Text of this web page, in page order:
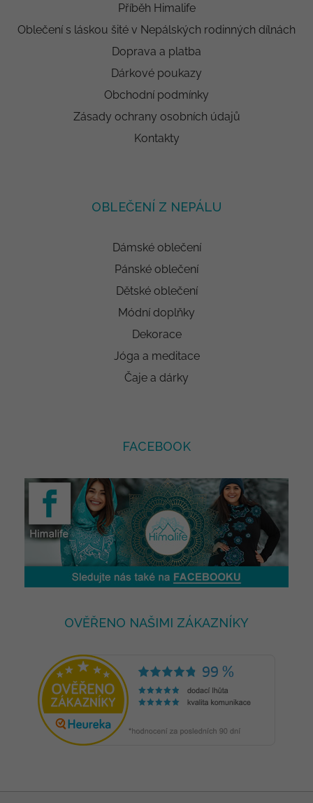
Příběh Himalife
Oblečení s láskou šité v Nepálských rodinných dílnách
Doprava a platba
Dárkové poukazy
Obchodní podmínky
Zásady ochrany osobních údajů
Kontakty
OBLEČENÍ Z NEPÁLU
Dámské oblečení
Pánské oblečení
Dětské oblečení
Módní doplňky
Dekorace
Jóga a meditace
Čaje a dárky
FACEBOOK
OVĚŘENO NAŠIMI ZÁKAZNÍKY